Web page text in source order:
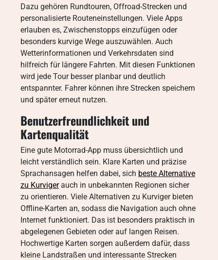
Dazu gehören Rundtouren, Offroad-Strecken und
personalisierte Routeneinstellungen. Viele Apps
erlauben es, Zwischenstopps einzufügen oder
besonders kurvige Wege auszuwählen. Auch
Wetterinformationen und Verkehrsdaten sind
hilfreich für längere Fahrten. Mit diesen Funktionen
wird jede Tour besser planbar und deutlich
entspannter. Fahrer können ihre Strecken speichern
und später erneut nutzen.
Benutzerfreundlichkeit und
Kartenqualität
Eine gute Motorrad-App muss übersichtlich und
leicht verständlich sein. Klare Karten und präzise
Sprachansagen helfen dabei, sich beste Alternative
zu Kurvigerauch in unbekannten Regionen sicher
zu orientieren. Viele Alternativen zu Kurviger bieten
Offline-Karten an, sodass die Navigation auch ohne
Internet funktioniert. Das ist besonders praktisch in
abgelegenen Gebieten oder auf langen Reisen.
Hochwertige Karten sorgen außerdem dafür, dass
kleine Landstraßen und interessante Strecken